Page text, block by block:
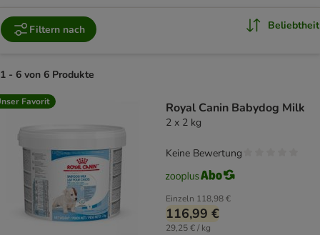
Filtern nach Beliebtheit
1 - 6 von 6 Produkte
product items have been changed
Favorit Royal Canin Babydog Milk
2 x 2 kg
Einzeln 118,98 €
116,99 €
29,25 € / kg
Keine Bewertung